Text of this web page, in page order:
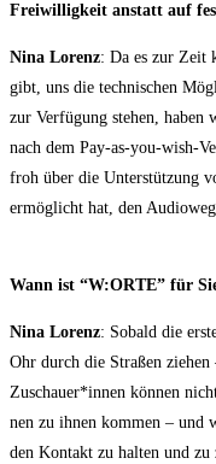
Frei­wil­lig­keit anstatt auf
Nina Lorenz: Da es zur Zeit
gibt, uns die tech­ni­schen
zur Ver­fü­gung ste­hen, haben
nach dem Pay-as-you-wish-
froh über die Unter­stüt­zung
ermög­licht hat, den
Wann ist “W:ORTE” für
Nina Lorenz: Sobald die
Ohr durch die Stra­ßen
Zuschauer*innen kön­nen
nen zu ihnen kom­men – und
den Kon­takt zu hal­ten und